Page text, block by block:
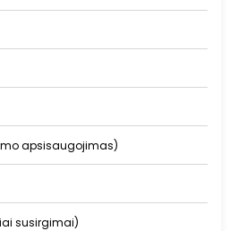
apsisaugojimas)
susirgimai)